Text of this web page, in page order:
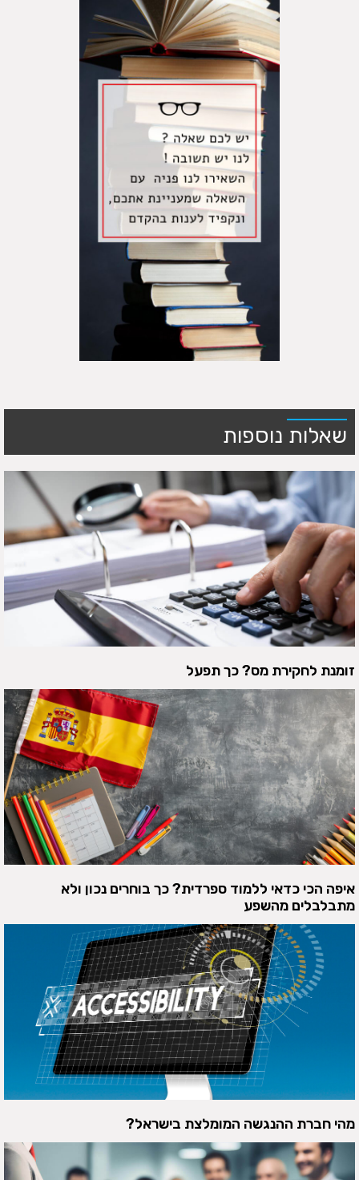
שאלות נוספות
זומנת לחקירת מס? כך תפעל
איפה הכי כדאי ללמוד ספרדית? כך בוחרים נכון ולא
מתבלבלים מהשפע
מהי חברת ההנגשה המומלצת בישראל?